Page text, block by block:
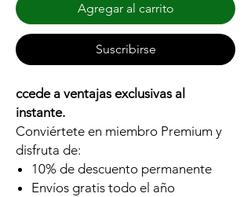
Agregar al carrito
Suscribirse
ccede a ventajas exclusivas al
instante.
Conviértete en miembro Premium y
disfruta de:
10% de descuento permanente
Envíos gratis todo el año